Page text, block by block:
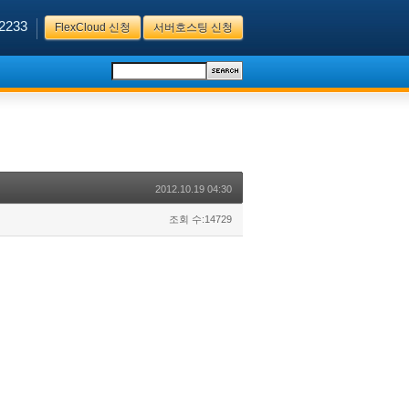
FlexCloud 신청 서버호스팅 신청
2012.10.19 04:30
조회 수:14729